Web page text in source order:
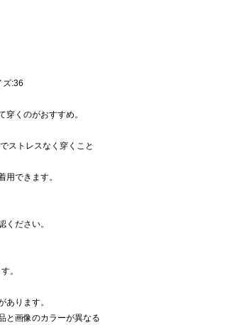
ズ:36
くのがおすすめ。
ストレスなく穿くこと
できます。
ださい。
。
ります。
と画像のカラーが異なる